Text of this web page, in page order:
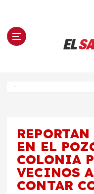
n El
EN EL
COLONIA
VECINOS
CONTAR